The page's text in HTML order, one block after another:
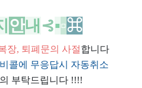
안내 ⊰▪▫⌘
장, 퇴폐문의 사절합니다
콜에 무응답시 자동취소
부탁드립니다 !!!!